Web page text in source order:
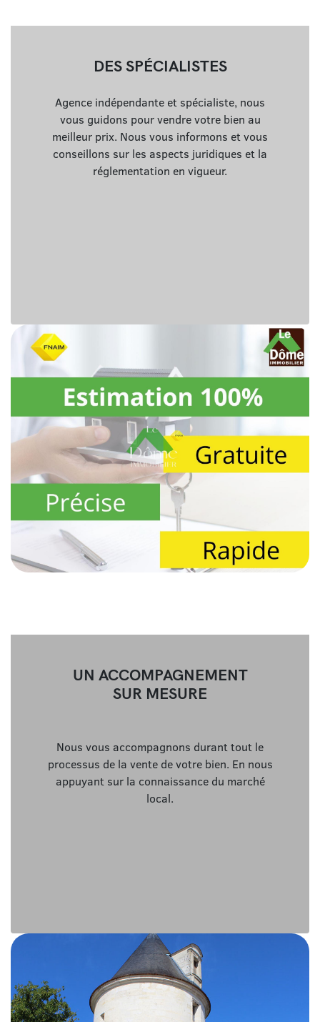
DES SPÉCIALISTES
Agence indépendante et spécialiste, nous
vous guidons pour vendre votre bien au
meilleur prix. Nous vous informons et vous
conseillons sur les aspects juridiques et la
réglementation en vigueur.
UN ACCOMPAGNEMENT
SUR MESURE
Nous vous accompagnons durant tout le
processus de la vente de votre bien. En nous
appuyant sur la connaissance du marché
local.